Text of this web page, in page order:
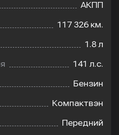
АКПП
117 326 км.
1.8 л
141 л.с.
Бензин
Компактвэн
Передний